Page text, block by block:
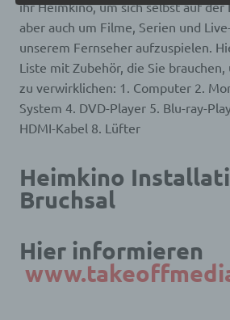
ihr Heimkino, um sich selbst auf der
aber auch um Filme, Serien und
unserem Fernseher aufzuspielen.
Liste mit Zubehör, die Sie brauchen,
zu verwirklichen: 1. Computer 2.
System 4. DVD-Player 5. Blu-ray-
HDMI-Kabel 8. Lüfter
Heimkino
Bruchsal
Hier informieren
Begriffsbestimmungen
Die Datenschutzerklärung beruht
Begrifflichkeiten, die durch den
Richtlinien- und
der Datenschutz-
verwendet wurden. Unsere
soll sowohl für die Öffentlichkeit
gewährleisten, möchten wir vorab
Begrifflichkeiten erläutern.
Wir verwenden in dieser
a) personenbezogene Daten